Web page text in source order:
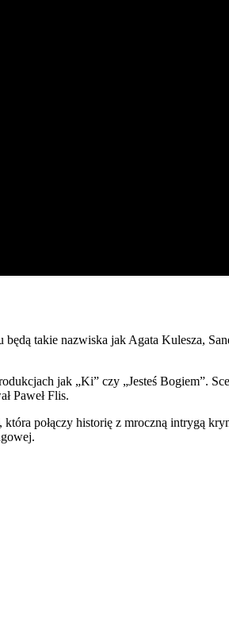
takie nazwiska jak Agata Kulesza,
jak „Ki” czy „Jesteś Bogiem”.
Paweł Flis.
połączy historię z mroczną intrygą